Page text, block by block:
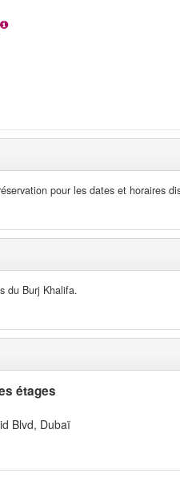
pour les dates et horaires
du Burj Khalifa.
étages
Blvd, Dubaï